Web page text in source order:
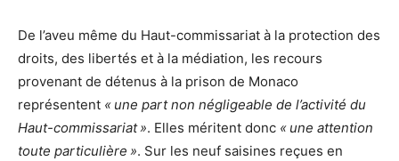
De l’aveu même du Haut-commissariat à la protection des
droits, des libertés et à la médiation, les recours
provenant de détenus à la prison de Monaco
représentent « une part non négligeable de l’activité du
Haut-commissariat ». Elles méritent donc « une attention
toute particulière ». Sur les neuf saisines reçues en